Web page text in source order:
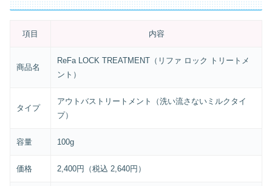
項目 内容
商品名
ReFa LOCK TREATMENT（リファ ロック トリートメ
ント）
タイプ
アウトバストリートメント（洗い流さないミルクタイ
プ）
容量 100g
価格 2,400円（税込 2,640円）